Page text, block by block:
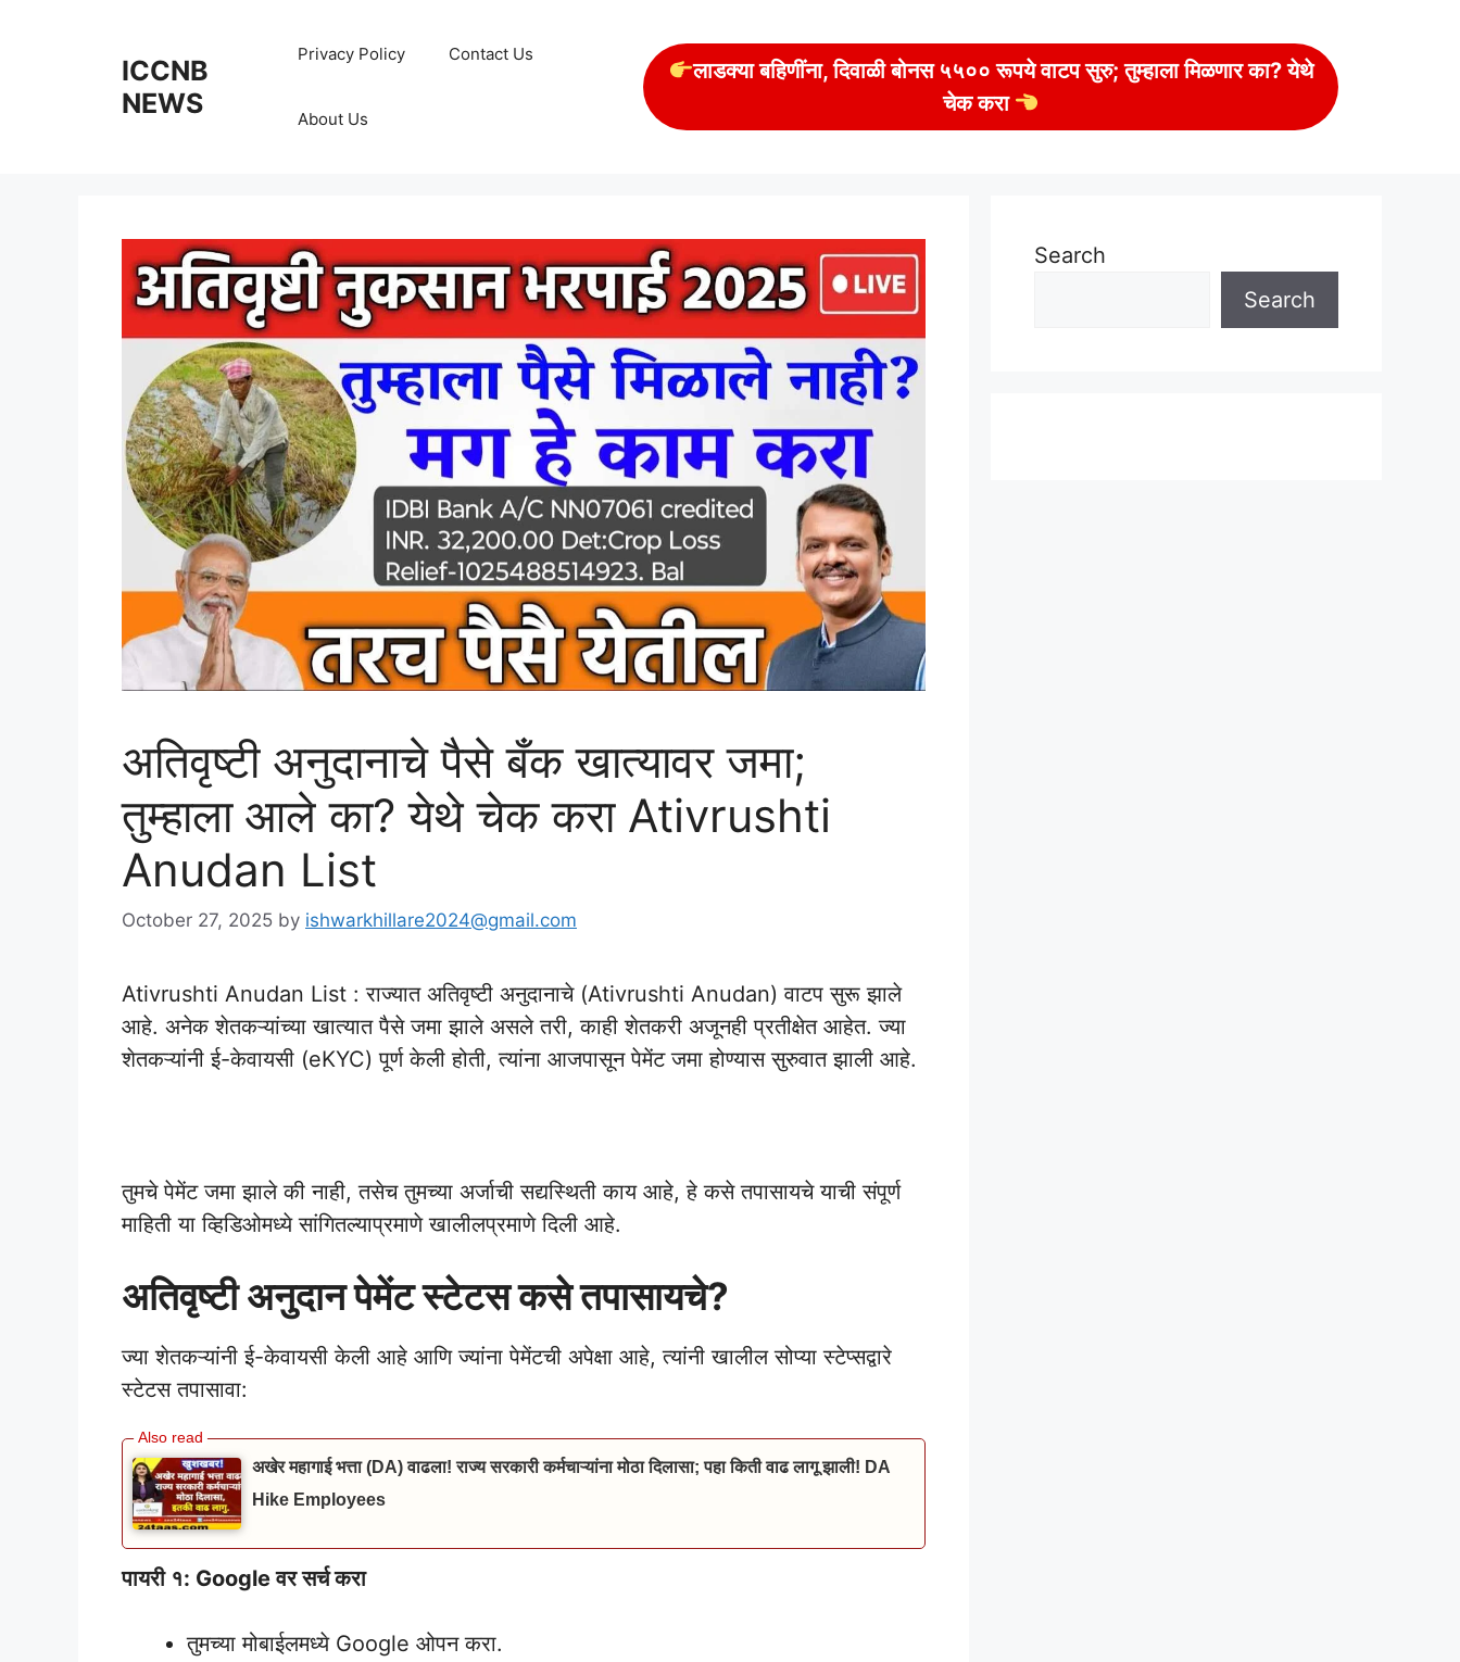
ICCNB
NEWS
Privacy Policy Contact Us
About Us
लाडक्या बहिणींना, दिवाळी बोनस ५५०० रूपये वाटप सुरु; तुम्हाला मिळणार का? येथे
चेक करा
अतिवृष्टी अनुदानाचे पैसे बँक खात्यावर जमा;
तुम्हाला आले का? येथे चेक करा Ativrushti
Anudan List
October 27, 2025 by ishwarkhillare2024@gmail.com
Ativrushti Anudan List : राज्यात अतिवृष्टी अनुदानाचे (Ativrushti Anudan) वाटप सुरू झाले
आहे. अनेक शेतकऱ्यांच्या खात्यात पैसे जमा झाले असले तरी, काही शेतकरी अजूनही प्रतीक्षेत आहेत. ज्या
शेतकऱ्यांनी ई-केवायसी (eKYC) पूर्ण केली होती, त्यांना आजपासून पेमेंट जमा होण्यास सुरुवात झाली आहे.
तुमचे पेमेंट जमा झाले की नाही, तसेच तुमच्या अर्जाची सद्यस्थिती काय आहे, हे कसे तपासायचे याची संपूर्ण
माहिती या व्हिडिओमध्ये सांगितल्याप्रमाणे खालीलप्रमाणे दिली आहे.
अतिवृष्टी अनुदान पेमेंट स्टेटस कसे तपासायचे?
ज्या शेतकऱ्यांनी ई-केवायसी केली आहे आणि ज्यांना पेमेंटची अपेक्षा आहे, त्यांनी खालील सोप्या स्टेप्सद्वारे
स्टेटस तपासावा:
अखेर महागाई भत्ता (DA) वाढला! राज्य सरकारी कर्मचाऱ्यांना मोठा दिलासा; पहा किती वाढ लागू झाली! DA
Hike Employees
पायरी १: Google वर सर्च करा
तुमच्या मोबाईलमध्ये Google ओपन करा.
Search
Search